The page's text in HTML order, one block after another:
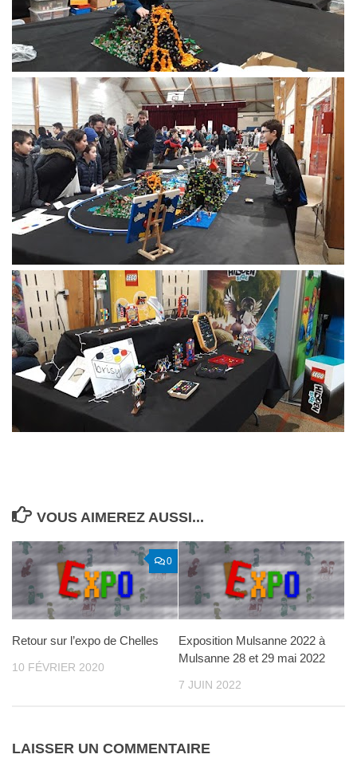
VOUS AIMEREZ AUSSI...
0
Retour sur l’expo de Chelles
10 FÉVRIER 2020
Exposition Mulsanne 2022 à
Mulsanne 28 et 29 mai 2022
7 JUIN 2022
LAISSER UN COMMENTAIRE